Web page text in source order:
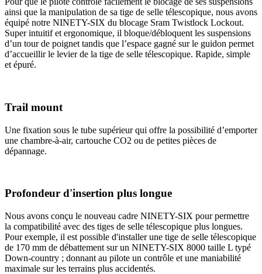
ainsi que la manipulation de sa tige de selle télescopique, nous avons
équipé notre NINETY-SIX du blocage Sram Twistlock Lockout.
Super intuitif et ergonomique, il bloque/débloquent les suspensions
d’un tour de poignet tandis que l’espace gagné sur le guidon permet
d’accueillir le levier de la tige de selle télescopique. Rapide, simple
et épuré.
Trail mount
Une fixation sous le tube supérieur qui offre la possibilité d’emporter
une chambre-à-air, cartouche CO2 ou de petites pièces de
dépannage.
Profondeur d'insertion plus longue
Nous avons conçu le nouveau cadre NINETY-SIX pour permettre
la compatibilité avec des tiges de selle télescopique plus longues.
Pour exemple, il est possible d'installer une tige de selle télescopique
de 170 mm de débattement sur un NINETY-SIX 8000 taille L typé
Down-country ; donnant au pilote un contrôle et une maniabilité
maximale sur les terrains plus accidentés.